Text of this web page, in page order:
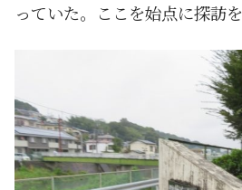
っていた。ここを始点に探訪を